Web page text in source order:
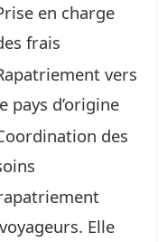
en charge
frais
vers
pays d’origine
des
Elle